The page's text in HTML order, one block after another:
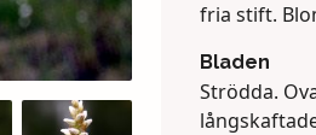
fria stift.
Bladen
Strödda.